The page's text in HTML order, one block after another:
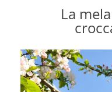
La